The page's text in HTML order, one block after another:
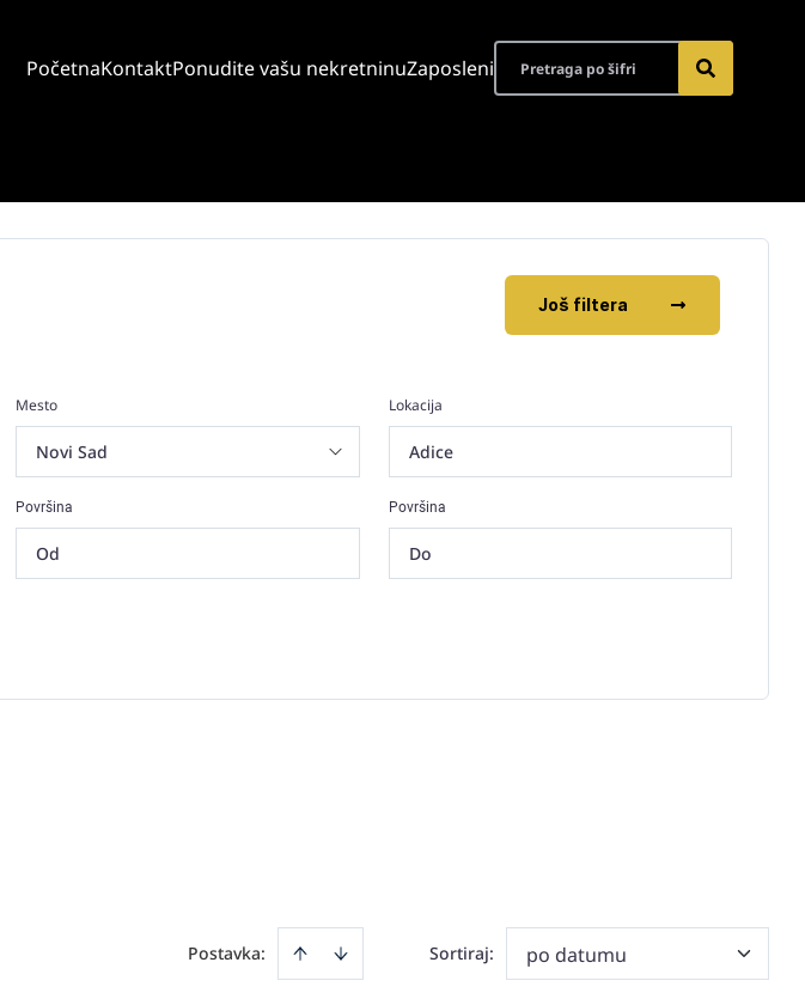
PočetnaKontaktPonudite vašu nekretninuZaposleni
Još filtera
Mesto Lokacija
Adice
Površina Površina
Postavka: Sortiraj: po datumu